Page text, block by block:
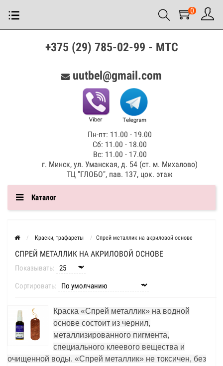
0
+375 (29) 785-02-99 - МТС
uutbel@gmail.com
Пн-пт: 11.00 - 19.00
Сб: 11.00 - 18.00
Вс: 11.00 - 17.00
г. Минск, ул. Уманская, д. 54 (ст. м. Михалово)
ТЦ "ГЛОБО", пав. 137, цок. этаж
Каталог
Краски, трафареты Спрей металлик на акриловой основе
СПРЕЙ МЕТАЛЛИК НА АКРИЛОВОЙ ОСНОВЕ
Показывать:
Сортировать:
Краска «Спрей металлик» на водной
основе состоит из чернил,
металлизированного пигмента,
специального клеевого вещества и
очищенной воды. «Спрей металлик» не токсичен, без